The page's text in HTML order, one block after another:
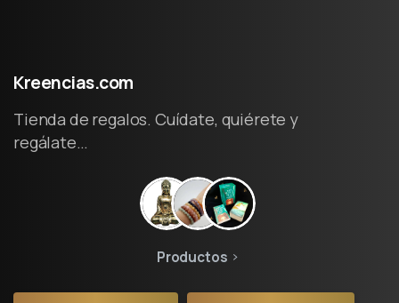
Kreencias.com
Tienda de regalos. Cuídate, quiérete y
regálate…
Productos